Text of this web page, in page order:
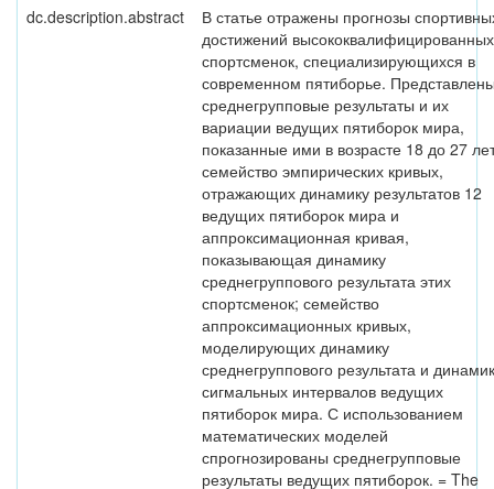
dc.description.abstract
В статье отражены прогнозы
достижений высококвалифицированных
спортсменок, специализирующихся в
современном пятиборье.
среднегрупповые результаты и их
вариации ведущих пятиборок мира,
показанные ими в возрасте 18 до 27
семейство эмпирических кривых,
отражающих динамику результатов 12
ведущих пятиборок мира и
аппроксимационная кривая,
показывающая динамику
среднегруппового результата этих
спортсменок; семейство
аппроксимационных кривых,
моделирующих динамику
среднегруппового результата и
сигмальных интервалов ведущих
пятиборок мира. С использованием
математических моделей
спрогнозированы среднегрупповые
результаты ведущих пятиборок. = The